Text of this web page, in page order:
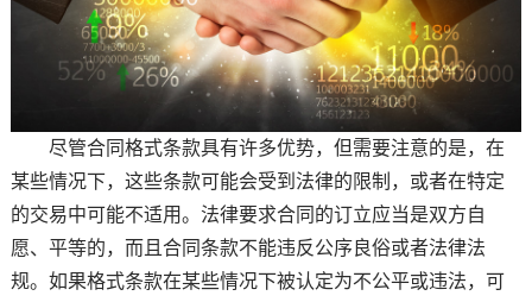
尽管合同格式条款具有许多优势，但需要注意的是，在
某些情况下，这些条款可能会受到法律的限制，或者在特定
的交易中可能不适用。法律要求合同的订立应当是双方自
愿、平等的，而且合同条款不能违反公序良俗或者法律法
规。如果格式条款在某些情况下被认定为不公平或违法，可